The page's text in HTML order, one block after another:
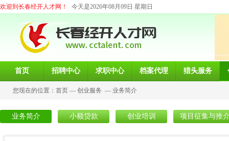
欢迎到长春经开人才网！ 今天是2026年08月09日 星期日
首页 招聘中心 求职中心 档案代理 猎头服务
您现在的位置： 首页 — 创业服务 — 业务简介
业务简介 小额贷款 创业培训 项目征集与推